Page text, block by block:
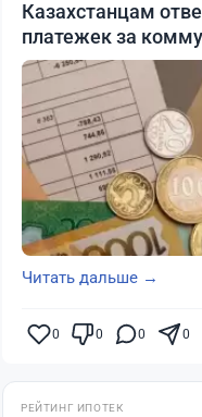
Казахстанцам
платежек за
Читать дальше →
0 0 0 0
РЕЙТИНГ ИПОТЕК